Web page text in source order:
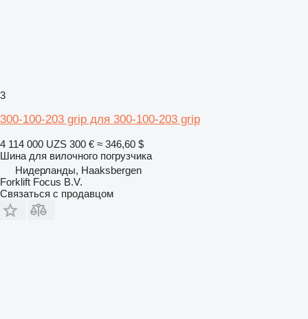
3
300-100-203 grip для 300-100-203 grip
4 114 000 UZS 300 € ≈ 346,60 $
Шина для вилочного погрузчика
Нидерланды, Haaksbergen
Forklift Focus B.V.
Связаться с продавцом